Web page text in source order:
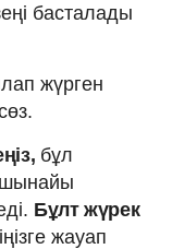
басталады
жүрген
бұл
шынайы
Бұлт жүрек
жауап